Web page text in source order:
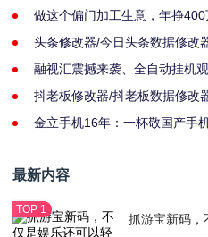
做这个偏门加工生意，年挣400
头条修改器/今日头条数据修改
融视汇震撼来袭、全自动挂机
抖老板修改器/抖老板数据修改
金立手机16年：一杯敬国产手
最新内容
抓游宝新码，